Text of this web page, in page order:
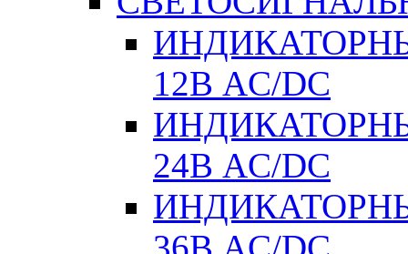
12В AC/DC
24В AC/DC